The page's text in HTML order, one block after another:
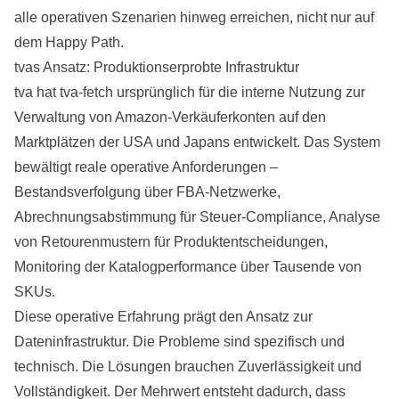
alle operativen Szenarien hinweg erreichen, nicht nur auf
dem Happy Path.
tvas Ansatz: Produktionserprobte Infrastruktur
tva hat tva-fetch ursprünglich für die interne Nutzung zur
Verwaltung von Amazon-Verkäuferkonten auf den
Marktplätzen der USA und Japans entwickelt. Das System
bewältigt reale operative Anforderungen –
Bestandsverfolgung über FBA-Netzwerke,
Abrechnungsabstimmung für Steuer-Compliance, Analyse
von Retourenmustern für Produktentscheidungen,
Monitoring der Katalogperformance über Tausende von
SKUs.
Diese operative Erfahrung prägt den Ansatz zur
Dateninfrastruktur. Die Probleme sind spezifisch und
technisch. Die Lösungen brauchen Zuverlässigkeit und
Vollständigkeit. Der Mehrwert entsteht dadurch, dass